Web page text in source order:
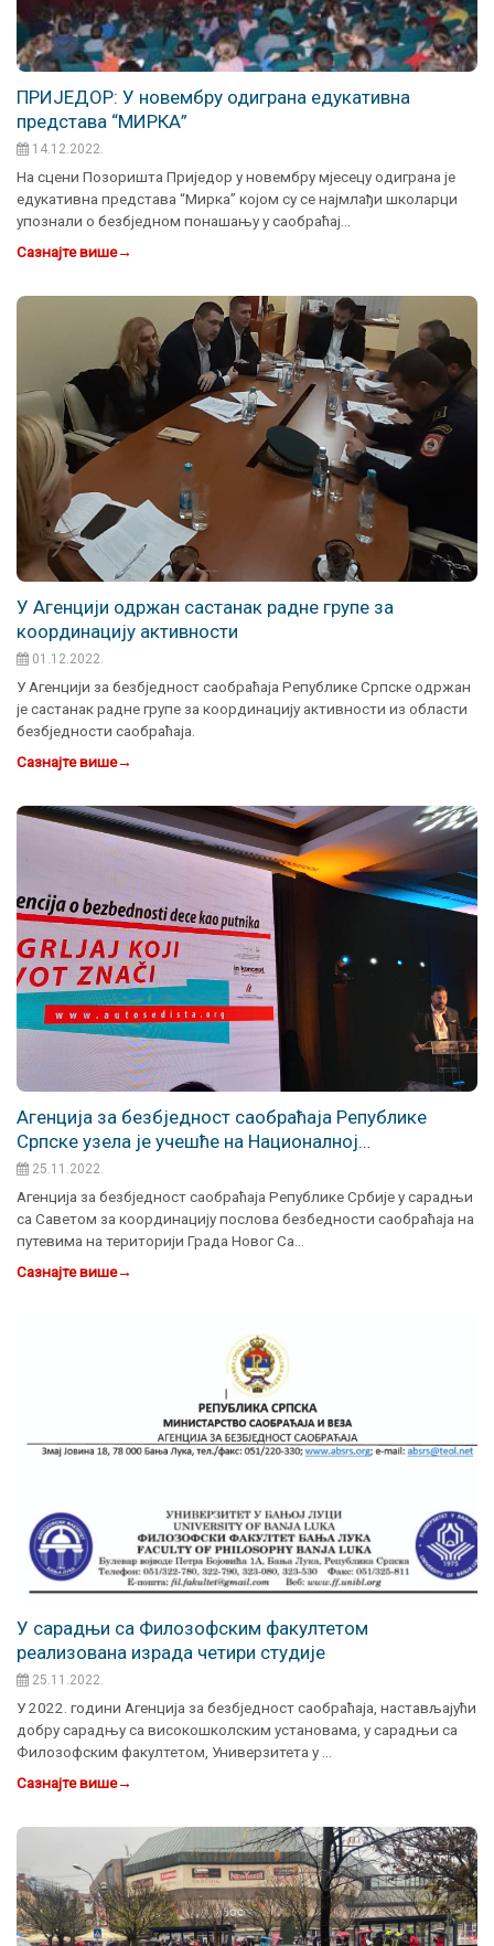
ПРИЈЕДОР: У новембру одиграна едукативна
представа “МИРКА”
14.12.2022.
На сцени Позоришта Приједор у новембру мјесецу одиграна је
едукативна представа “Мирка” којом су се најмлађи школарци
упознали о безбједном понашању у саобраћај…
Сазнајте више→
У Aгенцији одржан састанак радне групе за
координацију активности
01.12.2022.
У Агенцији за безбједност саобраћаја Републике Српске одржан
је састанак радне групе за координацију активности из области
безбједности саобраћаја.
Сазнајте више→
Агенција за безбједност саобрaћаја Републике
Српске узела је учешће на Националној
конференцији о безбједности дјеце као путника у
возилима, Новом Саду
25.11.2022.
Агенција за безбjедност саобраћаја Републике Србије у сарадњи
са Саветом за координацију послова безбедности саобраћаја на
путевима на територији Града Новог Са…
Сазнајте више→
У сарадњи са Филозофским факултетом
реализована израда четири студије
25.11.2022.
У 2022. години Агенција за безбједност саобраћаја, настављајући
добру сарадњу са високошколским установама, у сарадњи са
Филозофским факултетом, Универзитета у …
Сазнајте више→